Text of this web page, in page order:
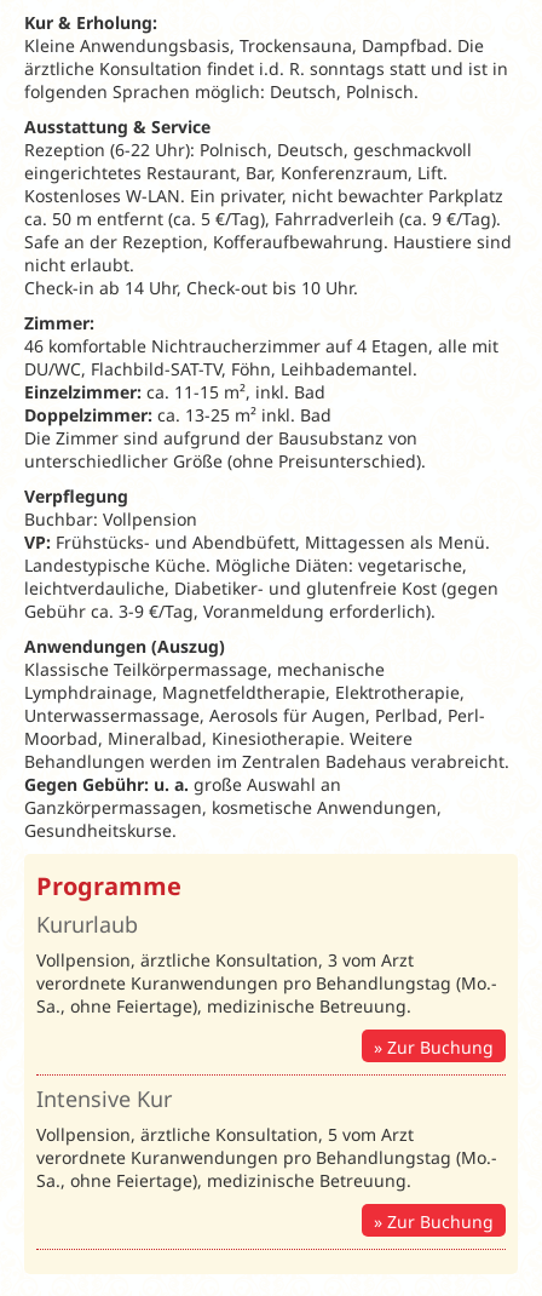
Kur & Erholung:
Kleine Anwendungsbasis, Trockensauna, Dampfbad. Die
ärztliche Konsultation findet i.d. R. sonntags statt und ist in
folgenden Sprachen möglich: Deutsch, Polnisch.
Ausstattung & Service
Rezeption (6-22 Uhr): Polnisch, Deutsch, geschmackvoll
eingerichtetes Restaurant, Bar, Konferenzraum, Lift.
Kostenloses W-LAN. Ein privater, nicht bewachter Parkplatz
ca. 50 m entfernt (ca. 5 €/Tag), Fahrradverleih (ca. 9 €/Tag).
Safe an der Rezeption, Kofferaufbewahrung. Haustiere sind
nicht erlaubt.
Check-in ab 14 Uhr, Check-out bis 10 Uhr.
Zimmer:
46 komfortable Nichtraucherzimmer auf 4 Etagen, alle mit
DU/WC, Flachbild-SAT-TV, Föhn, Leihbademantel.
Einzelzimmer: ca. 11-15 m², inkl. Bad
Doppelzimmer: ca. 13-25 m² inkl. Bad
Die Zimmer sind aufgrund der Bausubstanz von
unterschiedlicher Größe (ohne Preisunterschied).
Verpflegung
Buchbar: Vollpension
VP: Frühstücks- und Abendbüfett, Mittagessen als Menü.
Landestypische Küche. Mögliche Diäten: vegetarische,
leichtverdauliche, Diabetiker- und glutenfreie Kost (gegen
Gebühr ca. 3-9 €/Tag, Voranmeldung erforderlich).
Anwendungen (Auszug)
Klassische Teilkörpermassage, mechanische
Lymphdrainage, Magnetfeldtherapie, Elektrotherapie,
Unterwassermassage, Aerosols für Augen, Perlbad, Perl-
Moorbad, Mineralbad, Kinesiotherapie. Weitere
Behandlungen werden im Zentralen Badehaus verabreicht.
Gegen Gebühr: u. a. große Auswahl an
Ganzkörpermassagen, kosmetische Anwendungen,
Gesundheitskurse.
Programme
Kururlaub
Vollpension, ärztliche Konsultation, 3 vom Arzt
verordnete Kuranwendungen pro Behandlungstag (Mo.-
Sa., ohne Feiertage), medizinische Betreuung.
Zur Buchung
Intensive Kur
Vollpension, ärztliche Konsultation, 5 vom Arzt
verordnete Kuranwendungen pro Behandlungstag (Mo.-
Sa., ohne Feiertage), medizinische Betreuung.
Zur Buchung